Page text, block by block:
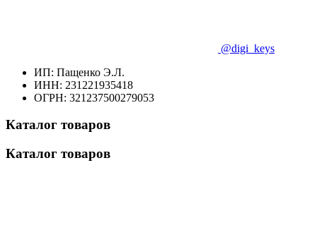
@digi_keys
ИП: Пащенко Э.Л.
ИНН: 231221935418
ОГРН: 321237500279053
Каталог товаров
Каталог товаров